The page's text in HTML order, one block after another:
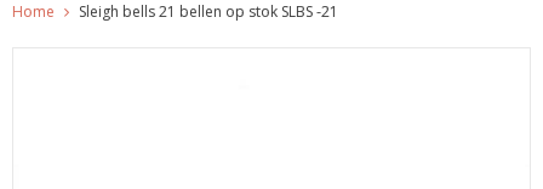
Home Sleigh bells 21 bellen op stok SLBS -21